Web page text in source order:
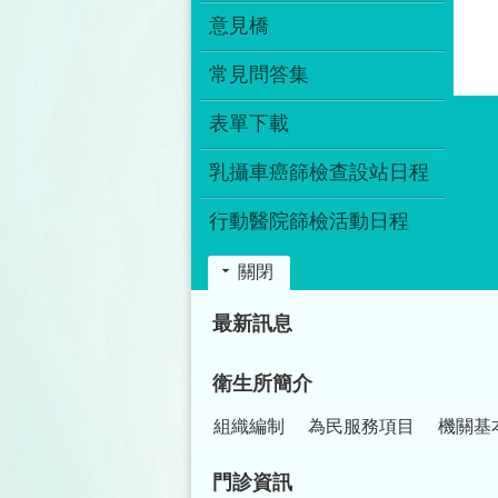
意見橋
常見問答集
表單下載
乳攝車癌篩檢查設站日程
行動醫院篩檢活動日程
關閉
最新訊息
衛生所簡介
組織編制 為民服務項目 機關基
門診資訊